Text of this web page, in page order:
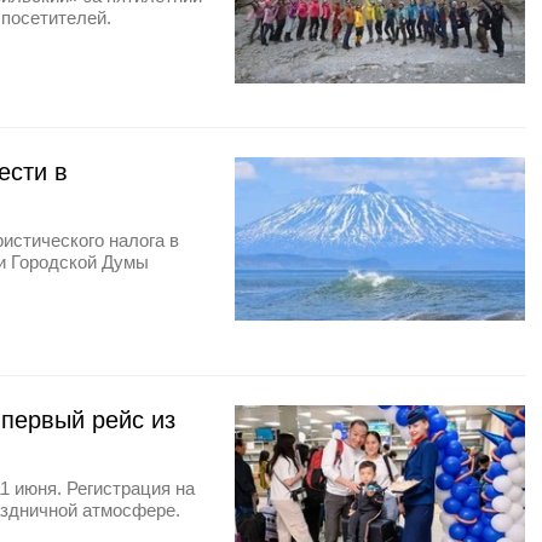
в
налога в
Городской Думы
рейс из
июня. Регистрация на
атмосфере.